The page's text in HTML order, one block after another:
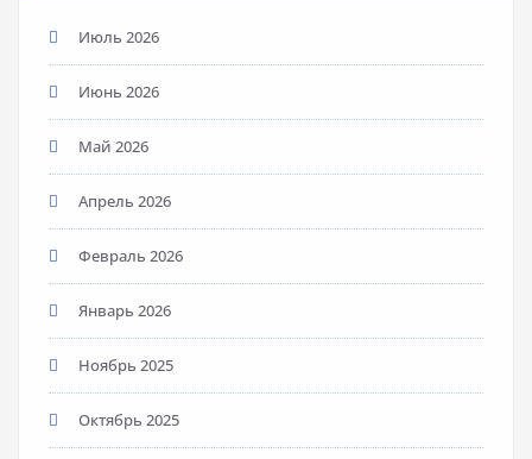
Июль 2026
Июнь 2026
Май 2026
Апрель 2026
Февраль 2026
Январь 2026
Ноябрь 2025
Октябрь 2025